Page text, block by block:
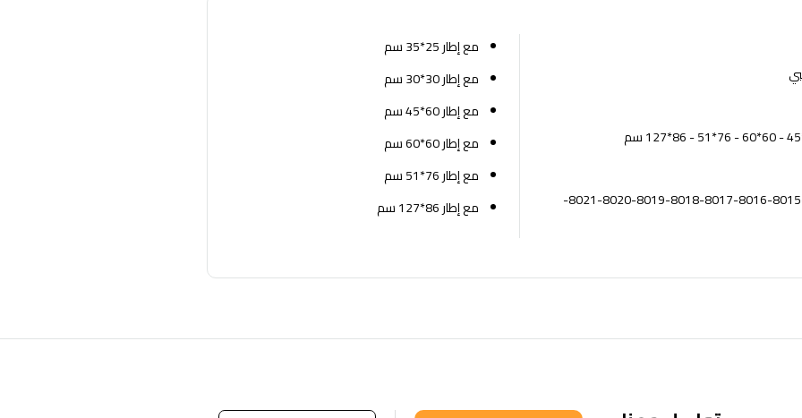
كود البائع: 8012-8013-8014-8015-8016-8017-8018-8019-8020-8021-
مع إطار 25*35 سم
مع إطار 30*30 سم
مع إطار 60*45 سم
مع إطار 60*60 سم
مع إطار 76*51 سم
مع إطار 86*127 سم